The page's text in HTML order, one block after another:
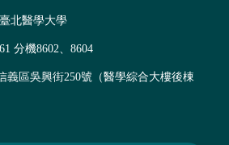
北醫學大學
分機8602、8604
義區吳興街250號（醫學綜合大樓後棟